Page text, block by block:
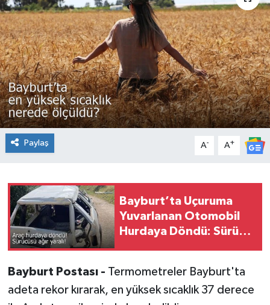
Paylaş A- A+
Bayburt’ta Uçuruma
Yuvarlanan Otomobil
Hurdaya Döndü: Sürücü
Bayburt Postası - Termometreler Bayburt'ta
adeta rekor kırarak, en yüksek sıcaklık 37 derece